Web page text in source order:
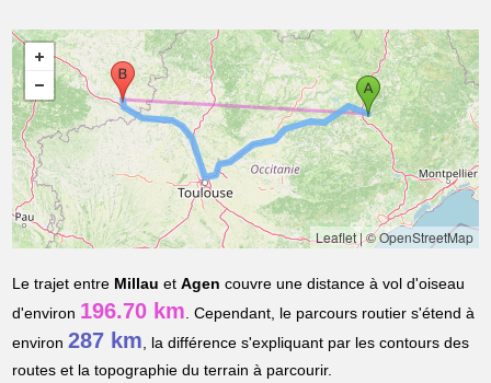
Leaflet|© OpenStreetMap
Le trajet entre Millau etAgen couvre une distance à vol d'oiseau
d'environ 196.70 km. Cependant, le parcours routier s'étend à
environ287 km, la différence s'expliquant par les contours des
routes et la topographie du terrain à parcourir.